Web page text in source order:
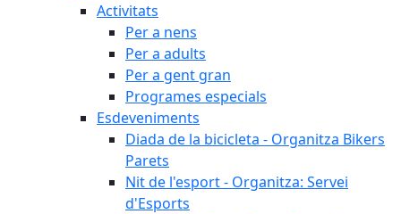
Activitats
Per a nens
Per a adults
Per a gent gran
Programes especials
Esdeveniments
Diada de la bicicleta - Organitza Bikers
Parets
Nit de l'esport - Organitza: Servei
d'Esports